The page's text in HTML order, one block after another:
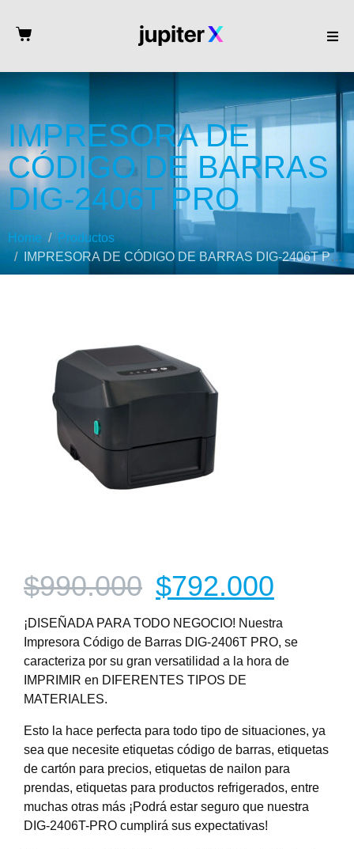
IMPRESORA DE
CÓDIGO DE BARRAS
DIG-2406T PRO
Home
Productos
IMPRESORA DE CÓDIGO DE BARRAS DIG-2406T PRO
$990.000 $792.000
¡DISEÑADA PARA TODO NEGOCIO! Nuestra
Impresora Código de Barras DIG-2406T PRO, se
caracteriza por su gran versatilidad a la hora de
IMPRIMIR en DIFERENTES TIPOS DE
MATERIALES.
Esto la hace perfecta para todo tipo de situaciones, ya
sea que necesite etiquetas código de barras, etiquetas
de cartón para precios, etiquetas de nailon para
prendas, etiquetas para productos refrigerados, entre
muchas otras más ¡Podrá estar seguro que nuestra
DIG-2406T-PRO cumplirá sus expectativas!